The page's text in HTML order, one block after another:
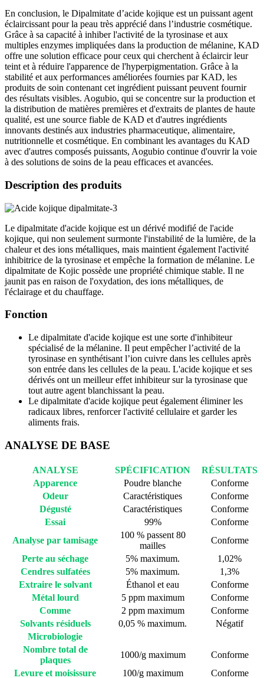
En conclusion, le Dipalmitate d’acide kojique est un puissant agent
éclaircissant pour la peau très apprécié dans l’industrie cosmétique.
Grâce à sa capacité à inhiber l'activité de la tyrosinase et aux
multiples enzymes impliquées dans la production de mélanine, KAD
offre une solution efficace pour ceux qui cherchent à éclaircir leur
teint et à réduire l'apparence de l'hyperpigmentation. Grâce à la
stabilité et aux performances améliorées fournies par KAD, les
produits de soin contenant cet ingrédient puissant peuvent fournir
des résultats visibles. Aogubio, qui se concentre sur la production et
la distribution de matières premières et d'extraits de plantes de haute
qualité, est une source fiable de KAD et d'autres ingrédients
innovants destinés aux industries pharmaceutique, alimentaire,
nutritionnelle et cosmétique. En combinant les avantages du KAD
avec d'autres composés puissants, Aogubio continue d'ouvrir la voie
à des solutions de soins de la peau efficaces et avancées.
Description des produits
Le dipalmitate d'acide kojique est un dérivé modifié de l'acide
kojique, qui non seulement surmonte l'instabilité de la lumière, de la
chaleur et des ions métalliques, mais maintient également l'activité
inhibitrice de la tyrosinase et empêche la formation de mélanine. Le
dipalmitate de Kojic possède une propriété chimique stable. Il ne
jaunit pas en raison de l'oxydation, des ions métalliques, de
l'éclairage et du chauffage.
Fonction
Le dipalmitate d'acide kojique est une sorte d'inhibiteur
spécialisé de la mélanine. Il peut empêcher l’activité de la
tyrosinase en synthétisant l’ion cuivre dans les cellules après
son entrée dans les cellules de la peau. L'acide kojique et ses
dérivés ont un meilleur effet inhibiteur sur la tyrosinase que
tout autre agent blanchissant la peau.
Le dipalmitate d'acide kojique peut également éliminer les
radicaux libres, renforcer l'activité cellulaire et garder les
aliments frais.
ANALYSE DE BASE
ANALYSE SPÉCIFICATION
RÉSULTATS
Apparence
Poudre blanche
Conforme
Odeur
Caractéristiques
Conforme
Dégusté
Caractéristiques
Conforme
Essai
99%
Conforme
Analyse par tamisage
100 % passent 80
mailles
Conforme
Perte au séchage
5% maximum.
1,02%
Cendres sulfatées
5% maximum.
1,3%
Extraire le solvant
Éthanol et eau
Conforme
Métal lourd
5 ppm maximum
Conforme
Comme
2 ppm maximum
Conforme
Solvants résiduels
0,05 % maximum.
Négatif
Microbiologie
Nombre total de
plaques
1000/g maximum
Conforme
Levure et moisissure
100/g maximum
Conforme